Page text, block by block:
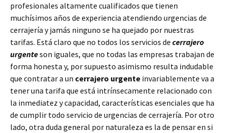
profesionales altamente cualificados que tienen
muchísimos años de experiencia atendiendo urgencias de
cerrajería y jamás ninguno se ha quejado por nuestras
tarifas. Está claro que no todos los servicios de cerrajero
urgenteson iguales, que no todas las empresas trabajan de
forma honesta y, por supuesto asimismo resulta indudable
que contratar a un cerrajero urgente invariablemente va a
tener una tarifa que está intrínsecamente relacionado con
la inmediatez y capacidad, características esenciales que ha
de cumplir todo servicio de urgencias de cerrajería. Por otro
lado, otra duda general por naturaleza es la de pensar en si